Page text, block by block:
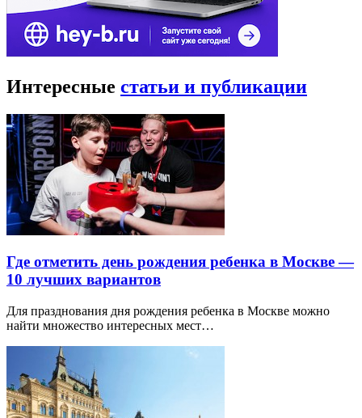
Интересные статьи и публикации
Где отметить день рождения ребенка в Москве —
10 лучших вариантов
Для празднования дня рождения ребенка в Москве можно
найти множество интересных мест…